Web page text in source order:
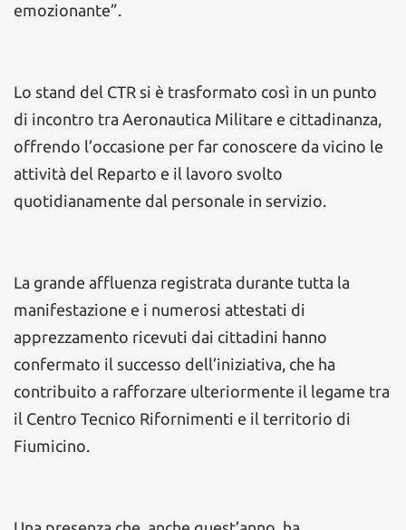
emozionante”.
Lo stand del CTR si è trasformato così in un punto
di incontro tra Aeronautica Militare e cittadinanza,
offrendo l’occasione per far conoscere da vicino le
attività del Reparto e il lavoro svolto
quotidianamente dal personale in servizio.
La grande affluenza registrata durante tutta la
manifestazione e i numerosi attestati di
apprezzamento ricevuti dai cittadini hanno
confermato il successo dell’iniziativa, che ha
contribuito a rafforzare ulteriormente il legame tra
il Centro Tecnico Rifornimenti e il territorio di
Fiumicino.